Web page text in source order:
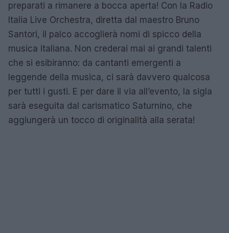
preparati a rimanere a bocca aperta! Con la Radio
Italia Live Orchestra, diretta dal maestro Bruno
Santori, il palco accoglierà nomi di spicco della
musica italiana. Non crederai mai ai grandi talenti
che si esibiranno: da cantanti emergenti a
leggende della musica, ci sarà davvero qualcosa
per tutti i gusti. E per dare il via all’evento, la sigla
sarà eseguita dal carismatico Saturnino, che
aggiungerà un tocco di originalità alla serata!